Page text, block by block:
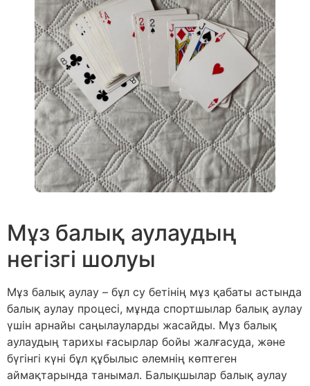
Мұз балық аулаудың
негізгі шолуы
Мұз балық аулау – бұл су бетінің мұз қабаты астында
балық аулау процесі, мұнда спортшылар балық аулау
үшін арнайы саңылауларды жасайды. Мұз балық
аулаудың тарихы ғасырлар бойы жалғасуда, және
бүгінгі күні бұл құбылыс әлемнің көптеген
аймақтарында танымал. Балықшылар балық аулау